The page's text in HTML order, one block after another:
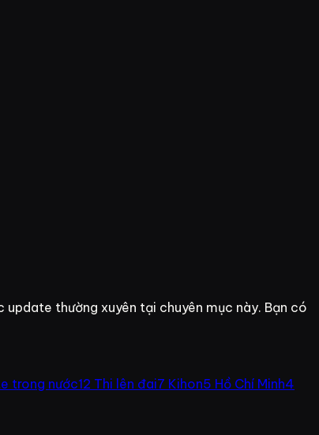
update thường xuyên tại chuyên mục này. Bạn có
trong nước12 Thi lên đai7 Kihon5 Hồ Chí Minh4